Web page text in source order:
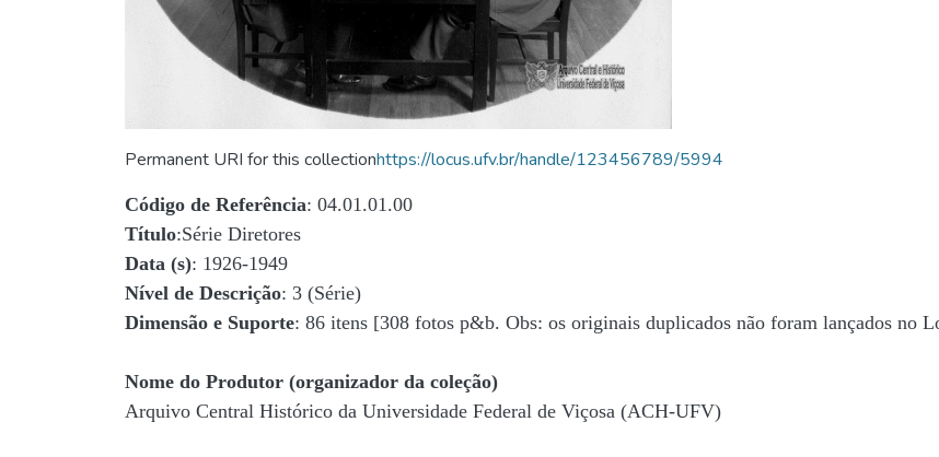
Permanent URI for this collectionhttps://locus.ufv.br/handle/123456789/5994
Código de Referência: 04.01.01.00
Título:Série Diretores
Data (s): 1926-1949
Nível de Descrição: 3 (Série)
Dimensão e Suporte: 86 itens [308 fotos p&b. Obs: os originais duplicados não foram lançados no
Nome do Produtor (organizador da coleção)
Arquivo Central Histórico da Universidade Federal de Viçosa (ACH-UFV)